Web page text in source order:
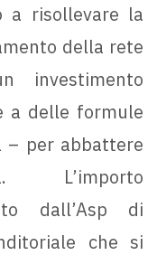
a risollevare la
della rete
investimento
a delle formule
– per abbattere
dall’Asp di
che si